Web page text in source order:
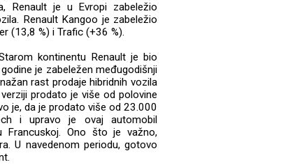
Renault je u Evropi zabeležio
Renault Kangoo je zabeležio
(13,8 %) i Trafic (+36 %).
kontinentu Renault je bio
je zabeležen međugodišnji
rast prodaje hibridnih vozila
prodato je više od polovine
je, da je prodato više od 23.000
i upravo je ovaj automobil
Francuskoj. Ono što je važno,
U navedenom periodu, gotovo